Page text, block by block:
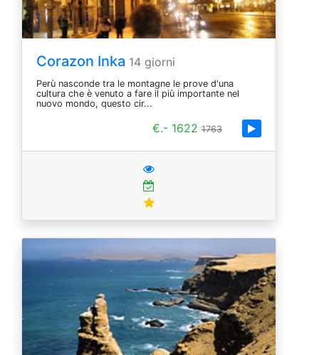
Corazon Inka 14 giorni
Perù nasconde tra le montagne le prove d'una
cultura che è venuto a fare il più importante nel
nuovo mondo, questo cir...
€.- 1622 1763